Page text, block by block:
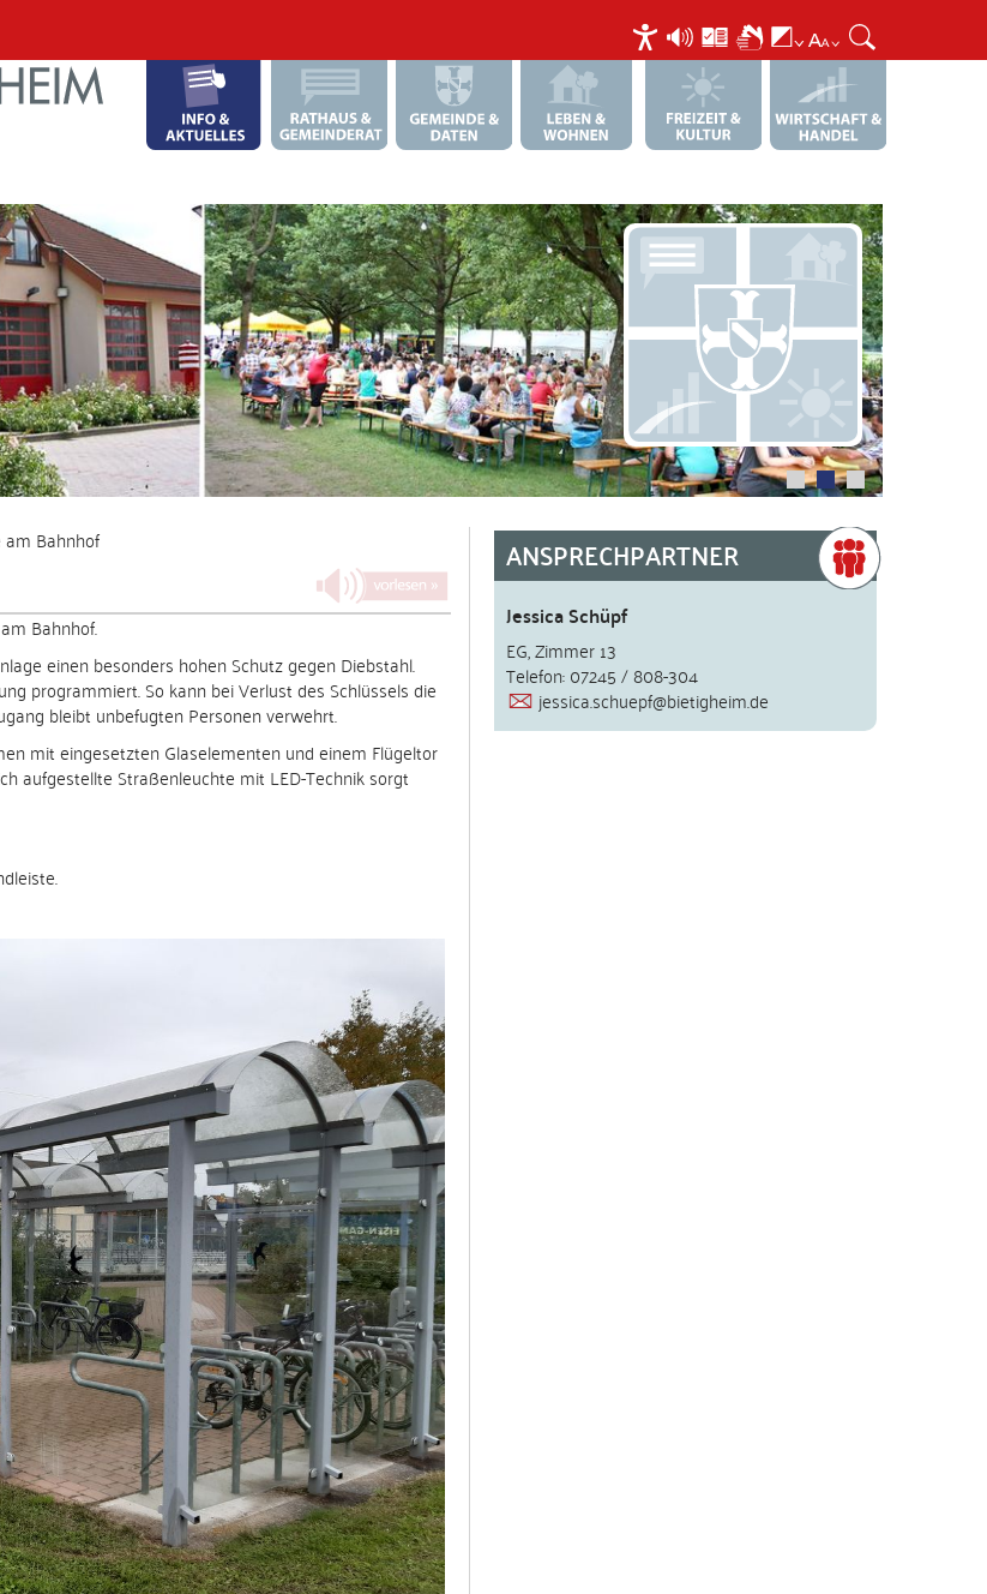
am Bahnhof
Bahnhof.
einen besonders hohen Schutz gegen Diebstahl.
programmiert. So kann bei Verlust des Schlüssels die
bleibt unbefugten Personen verwehrt.
mit eingesetzten Glaselementen und einem Flügeltor
aufgestellte Straßenleuchte mit LED-Technik sorgt
ANSPRECHPARTNER
Jessica Schüpf
EG, Zimmer 13
Telefon: 07245 / 808-304
jessica.schuepf@bietigheim.de